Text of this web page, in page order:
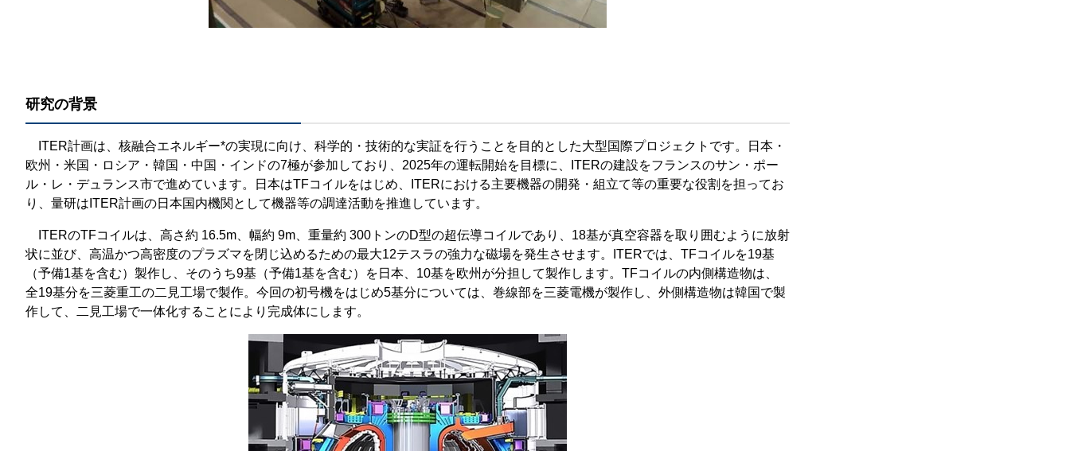
研究の背景
ITER計画は、核融合エネルギー*の実現に向け、科学的・技術的な実証を行うことを目的とした大型国際プロジェクトです。日本・
欧州・米国・ロシア・韓国・中国・インドの7極が参加しており、2025年の運転開始を目標に、ITERの建設をフランスのサン・ポー
ル・レ・デュランス市で進めています。日本はTFコイルをはじめ、ITERにおける主要機器の開発・組立て等の重要な役割を担ってお
り、量研はITER計画の日本国内機関として機器等の調達活動を推進しています。
ITERのTFコイルは、高さ約 16.5m、幅約 9m、重量約 300トンのD型の超伝導コイルであり、18基が真空容器を取り囲むように放射
状に並び、高温かつ高密度のプラズマを閉じ込めるための最大12テスラの強力な磁場を発生させます。ITERでは、TFコイルを19基
（予備1基を含む）製作し、そのうち9基（予備1基を含む）を日本、10基を欧州が分担して製作します。TFコイルの内側構造物は、
全19基分を三菱重工の二見工場で製作。今回の初号機をはじめ5基分については、巻線部を三菱電機が製作し、外側構造物は韓国で製
作して、二見工場で一体化することにより完成体にします。